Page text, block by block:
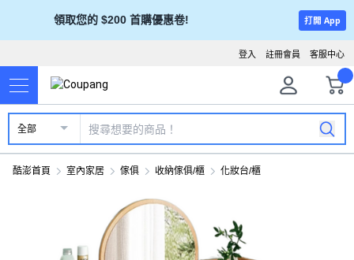
領取您的 $200 首購優惠卷! 打開 App
客服中心
註冊會員
登入
全部
酷澎首頁 室內家居 傢俱 收納傢俱/櫃 化妝台/櫃